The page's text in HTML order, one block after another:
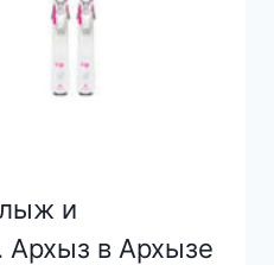
и
Архыз в Архызе